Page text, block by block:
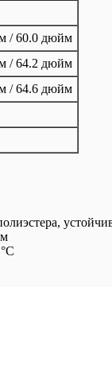
/ 60.0 дюйм
/ 64.2 дюйм
/ 64.6 дюйм